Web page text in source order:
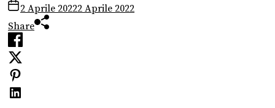
2 Aprile 20222 Aprile 2022
Share